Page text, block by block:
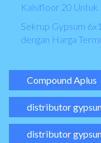
Kalsifloor 20 Untuk
Sekrup Gypsum
dengan Harga
Compound Aplus
distributor
distributor